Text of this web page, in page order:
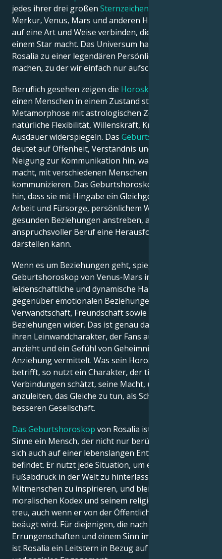
jedes ihrer drei großen Sternzeichen
Merkur, Venus, Mars und anderen Himmelskörpern
auf eine Art und Weise verbinden, die eine Figur zu
einem Star macht. Das Universum hat alles getan, um
Rosalia zu einer legendären Persönlichkeit zu
machen, zu der wir einfach nur aufschauen können.
Beruflich gesehen zeigen die Horoskope
einen Menschen in einem Zustand ständiger
Metamorphose mit astrologischen Zeichen, die
natürliche Flexibilität, Willenskraft, Kreativität und
Ausdauer widerspiegeln. Das Geburtshoroskop
deutet auf Offenheit, Verständnis und eine natürliche
Neigung zur Kommunikation hin, was sie effektiver
macht, mit verschiedenen Menschen zu
kommunizieren. Das Geburtshoroskop deutet darauf
hin, dass sie mit Hingabe ein Gleichgewicht zwischen
Arbeit und Fürsorge, persönlichem Wachstum und
gesunden Beziehungen anstreben, auch wenn ein
anspruchsvoller Beruf eine Herausforderung
darstellen kann.
Wenn es um Beziehungen geht, spiegelt das
Geburtshoroskop von Venus-Mars in Rosalia eine
leidenschaftliche und dynamische Haltung
gegenüber emotionalen Beziehungen,
Verwandtschaft, Freundschaft sowie romantischen
Beziehungen wider. Das ist genau das Richtige für
ihren Leinwandcharakter, der Fans aus aller Welt
anzieht und ein Gefühl von Geheimnis und
Anziehung vermittelt. Was sein Horoskopprofil
betrifft, so nutzt ein Charakter, der tiefe
Verbindungen schätzt, seine Macht, um andere dazu
anzuleiten, das Gleiche zu tun, als Schritt zu einer
besseren Gesellschaft.
Das Geburtshoroskop von Rosalia ist im weitesten
Sinne ein Mensch, der nicht nur berühmt ist, sondern
sich auch auf einer lebenslangen Entdeckungsreise
befindet. Er nutzt jede Situation, um einen
Fußabdruck in der Welt zu hinterlassen und seine
Mitmenschen zu inspirieren, und bleibt seinem
moralischen Kodex und seinem religiösen Glauben
treu, auch wenn er von der Öffentlichkeit kritisch
beäugt wird. Für diejenigen, die nach Erfolg,
Errungenschaften und einem Sinn im Leben suchen,
ist Rosalia ein Leitstern in Bezug auf Arbeit, Erfolg